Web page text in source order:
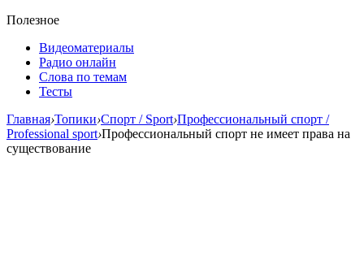
Полезное
Видеоматериалы
Радио онлайн
Слова по темам
Тесты
Главная›Топики›Спорт / Sport›Профессиональный спорт /
Professional sport›Профессиональный спорт не имеет права на
существование